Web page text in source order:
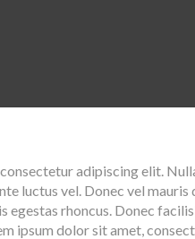
adipiscing elit.
luctus vel. Donec vel
rhoncus. Donec
ipsum dolor sit amet,